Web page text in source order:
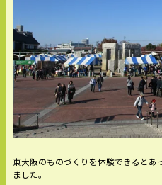
東大阪のものづくりを体験できるとあ
ました。